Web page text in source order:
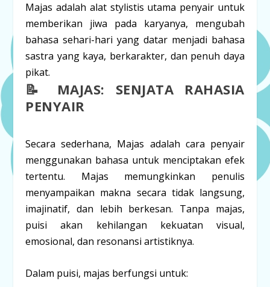
Majas adalah alat stylistis utama penyair untuk
memberikan jiwa pada karyanya, mengubah
bahasa sehari-hari yang datar menjadi bahasa
sastra yang kaya, berkarakter, dan penuh daya
pikat.
📝 MAJAS: SENJATA RAHASIA
PENYAIR
Secara sederhana, Majas adalah cara penyair
menggunakan bahasa untuk menciptakan efek
tertentu. Majas memungkinkan penulis
menyampaikan makna secara tidak langsung,
imajinatif, dan lebih berkesan. Tanpa majas,
puisi akan kehilangan kekuatan visual,
emosional, dan resonansi artistiknya.
Dalam puisi, majas berfungsi untuk: